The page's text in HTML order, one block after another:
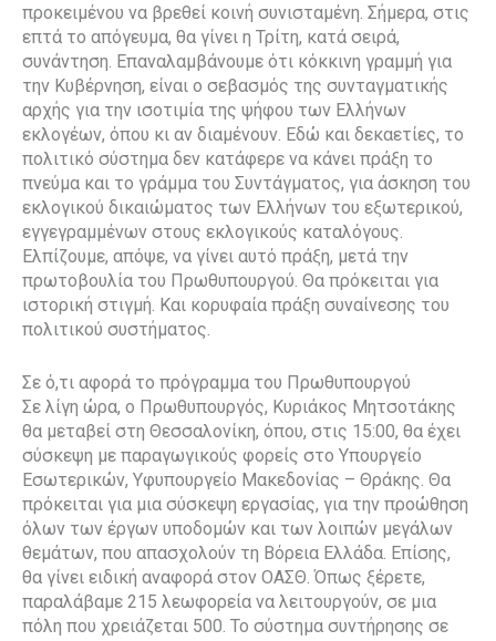
προκειμένου να βρεθεί κοινή συνισταμένη. Σήμερα, στις
επτά το απόγευμα, θα γίνει η Τρίτη, κατά σειρά,
συνάντηση. Επαναλαμβάνουμε ότι κόκκινη γραμμή για
την Κυβέρνηση, είναι ο σεβασμός της συνταγματικής
αρχής για την ισοτιμία της ψήφου των Ελλήνων
εκλογέων, όπου κι αν διαμένουν. Εδώ και δεκαετίες, το
πολιτικό σύστημα δεν κατάφερε να κάνει πράξη το
πνεύμα και το γράμμα του Συντάγματος, για άσκηση του
εκλογικού δικαιώματος των Ελλήνων του εξωτερικού,
εγγεγραμμένων στους εκλογικούς καταλόγους.
Ελπίζουμε, απόψε, να γίνει αυτό πράξη, μετά την
πρωτοβουλία του Πρωθυπουργού. Θα πρόκειται για
ιστορική στιγμή. Και κορυφαία πράξη συναίνεσης του
πολιτικού συστήματος.
Σε ό,τι αφορά το πρόγραμμα του Πρωθυπουργού
Σε λίγη ώρα, ο Πρωθυπουργός, Κυριάκος Μητσοτάκης
θα μεταβεί στη Θεσσαλονίκη, όπου, στις 15:00, θα έχει
σύσκεψη με παραγωγικούς φορείς στο Υπουργείο
Εσωτερικών, Υφυπουργείο Μακεδονίας – Θράκης. Θα
πρόκειται για μια σύσκεψη εργασίας, για την προώθηση
όλων των έργων υποδομών και των λοιπών μεγάλων
θεμάτων, που απασχολούν τη Βόρεια Ελλάδα. Επίσης,
θα γίνει ειδική αναφορά στον ΟΑΣΘ. Όπως ξέρετε,
παραλάβαμε 215 λεωφορεία να λειτουργούν, σε μια
πόλη που χρειάζεται 500. Το σύστημα συντήρησης σε